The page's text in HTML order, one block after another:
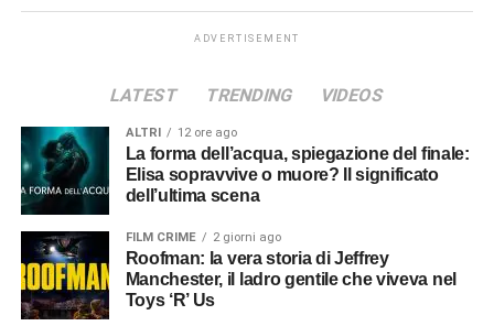
ADVERTISEMENT
LATEST TRENDING VIDEOS
ALTRI 12 ore ago
La forma dell’acqua, spiegazione del finale:
Elisa sopravvive o muore? Il significato
dell’ultima scena
FILM CRIME 2 giorni ago
Roofman: la vera storia di Jeffrey
Manchester, il ladro gentile che viveva nel
Toys ‘R’ Us